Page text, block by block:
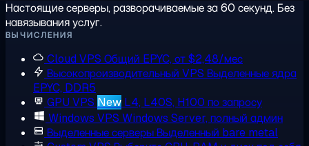
Настоящие серверы, разворачиваемые за 60 секунд. Без
навязывания услуг.
ВЫЧИСЛЕНИЯ
Cloud VPS Общий EPYC, от $2,48/мес
Высокопроизводительный VPS Выделенные ядра
EPYC, DDR5
GPU VPS New L4, L40S, H100 по запросу
Windows VPS Windows Server, полный админ
Выделенные серверыВыделенный bare metal